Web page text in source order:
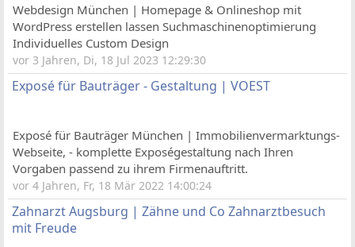
Webdesign München | Homepage & Onlineshop mit
WordPress erstellen lassen Suchmaschinenoptimierung
Individuelles Custom Design
vor 3 Jahren, Di, 18 Jul 2023 12:29:30
Exposé für Bauträger - Gestaltung | VOEST
Exposé für Bauträger München | Immobilienvermarktungs-
Webseite, - komplette Exposégestaltung nach Ihren
Vorgaben passend zu ihrem Firmenauftritt.
vor 4 Jahren, Fr, 18 Mär 2022 14:00:24
Zahnarzt Augsburg | Zähne und Co Zahnarztbesuch
mit Freude